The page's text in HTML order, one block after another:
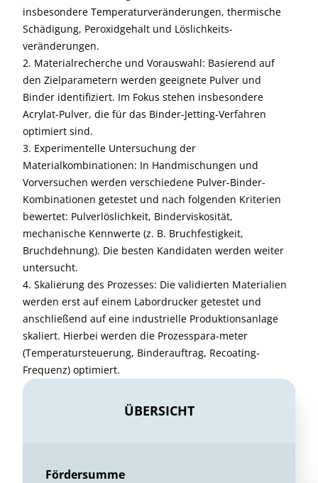
insbesondere Temperaturveränderungen, thermische
Schädigung, Peroxidgehalt und Löslichkeits-
veränderungen.
2. Materialrecherche und Vorauswahl: Basierend auf
den Zielparametern werden geeignete Pulver und
Binder identifiziert. Im Fokus stehen insbesondere
Acrylat-Pulver, die für das Binder-Jetting-Verfahren
optimiert sind.
3. Experimentelle Untersuchung der
Materialkombinationen: In Handmischungen und
Vorversuchen werden verschiedene Pulver-Binder-
Kombinationen getestet und nach folgenden Kriterien
bewertet: Pulverlöslichkeit, Binderviskosität,
mechanische Kennwerte (z. B. Bruchfestigkeit,
Bruchdehnung). Die besten Kandidaten werden weiter
untersucht.
4. Skalierung des Prozesses: Die validierten Materialien
werden erst auf einem Labordrucker getestet und
anschließend auf eine industrielle Produktionsanlage
skaliert. Hierbei werden die Prozesspara-meter
(Temperatursteuerung, Binderauftrag, Recoating-
Frequenz) optimiert.
ÜBERSICHT
Fördersumme